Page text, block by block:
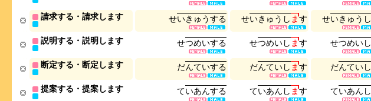
請求する・請求します せいき ゅ うする せいき ゅ う し ます せいき ゅ う し
説明する・説明します せつめいする せつめいし ます せつめいし
断定する・断定します だんていする だんていし ます だんていし
提案する・提案します ていあんする ていあん し ます ていあん し